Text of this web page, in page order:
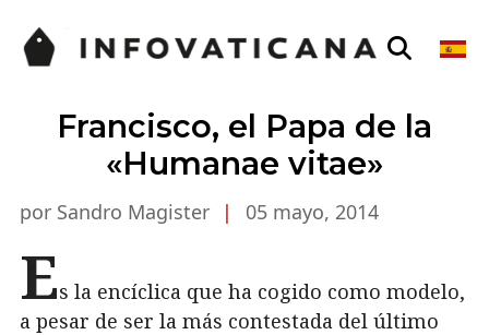
Francisco, el Papa de la
«Humanae vitae»
por Sandro Magister | 05 mayo, 2014
Es la encíclica que ha cogido como modelo,
a pesar de ser la más contestada del último